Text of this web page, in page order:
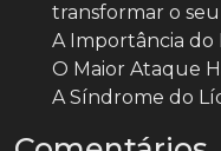
transformar o
A Importância do
O Maior Ataque
A Síndrome do